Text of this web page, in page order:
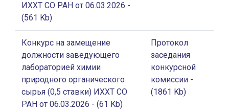
ИХХТ СО РАН от 06.03.2026 -
(561 Kb)
Конкурс на замещение
должности заведующего
лабораторией химии
природного органического
сырья (0,5 ставки) ИХХТ СО
РАН от 06.03.2026 - (61 Kb)
Протокол
заседания
конкурсной
комиссии -
(1861 Kb)